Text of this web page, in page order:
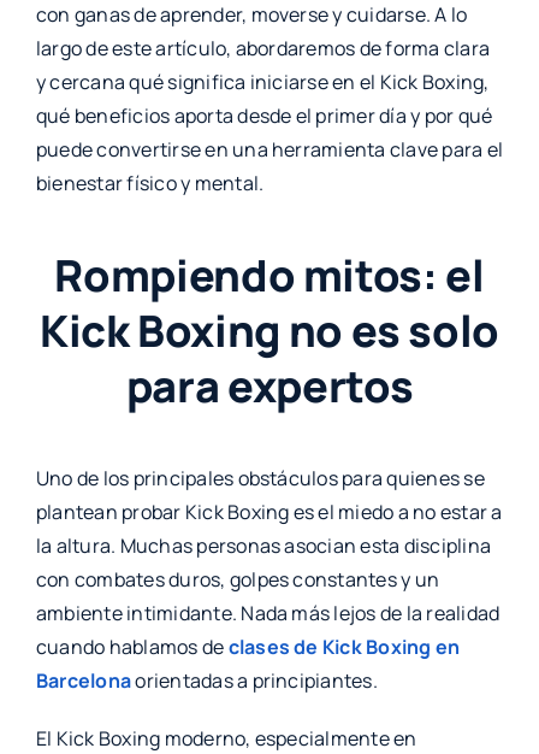
con ganas de aprender, moverse y cuidarse. A lo
largo de este artículo, abordaremos de forma clara
y cercana qué significa iniciarse en el Kick Boxing,
qué beneficios aporta desde el primer día y por qué
puede convertirse en una herramienta clave para el
bienestar físico y mental.
Rompiendo mitos: el
Kick Boxing no es solo
para expertos
Uno de los principales obstáculos para quienes se
plantean probar Kick Boxing es el miedo a no estar a
la altura. Muchas personas asocian esta disciplina
con combates duros, golpes constantes y un
ambiente intimidante. Nada más lejos de la realidad
cuando hablamos declases de Kick Boxing en
Barcelonaorientadas a principiantes.
El Kick Boxing moderno, especialmente en